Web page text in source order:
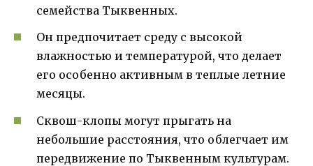
семейства Тыквенных.
Он предпочитает среду с высокой
влажностью и температурой, что делает
его особенно активным в теплые летние
месяцы.
Сквош-клопы могут прыгать на
небольшие расстояния, что облегчает им
передвижение по Тыквенным культурам.